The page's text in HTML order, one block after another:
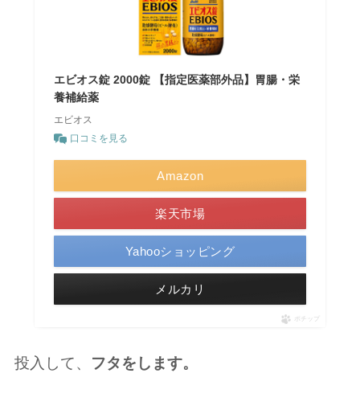
エビオス錠 2000錠 【指定医薬部外品】胃腸・栄
養補給薬
エビオス
口コミを見る
Amazon
楽天市場
Yahooショッピング
メルカリ
ポチップ
投入して、 フタをします。